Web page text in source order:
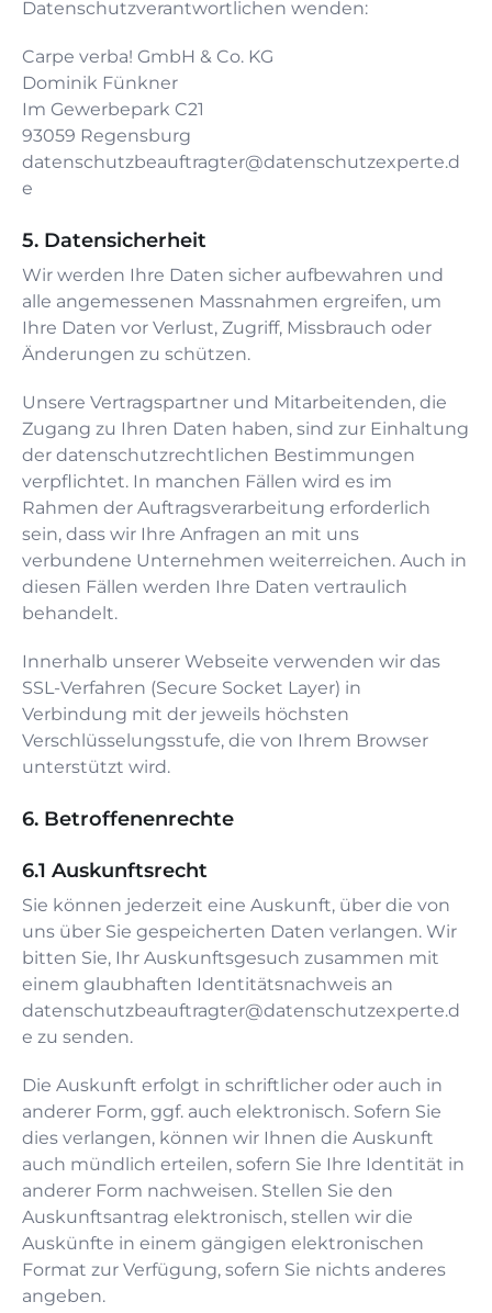
Datenschutzverantwortlichen wenden:
Carpe verba! GmbH & Co. KG
Dominik Fünkner
Im Gewerbepark C21
93059 Regensburg
datenschutzbeauftragter@datenschutzexperte.d
e
Datensicherheit
Wir werden Ihre Daten sicher aufbewahren und
alle angemessenen Massnahmen ergreifen, um
Ihre Daten vor Verlust, Zugriff, Missbrauch oder
Änderungen zu schützen.
Unsere Vertragspartner und Mitarbeitenden, die
Zugang zu Ihren Daten haben, sind zur Einhaltung
der datenschutzrechtlichen Bestimmungen
verpflichtet. In manchen Fällen wird es im
Rahmen der Auftragsverarbeitung erforderlich
sein, dass wir Ihre Anfragen an mit uns
verbundene Unternehmen weiterreichen. Auch in
diesen Fällen werden Ihre Daten vertraulich
behandelt.
Innerhalb unserer Webseite verwenden wir das
SSL-Verfahren (Secure Socket Layer) in
Verbindung mit der jeweils höchsten
Verschlüsselungsstufe, die von Ihrem Browser
unterstützt wird.
Betroffenenrechte
Auskunftsrecht
Sie können jederzeit eine Auskunft, über die von
uns über Sie gespeicherten Daten verlangen. Wir
bitten Sie, Ihr Auskunftsgesuch zusammen mit
einem glaubhaften Identitätsnachweis an
datenschutzbeauftragter@datenschutzexperte.d
e zu senden.
Die Auskunft erfolgt in schriftlicher oder auch in
anderer Form, ggf. auch elektronisch. Sofern Sie
dies verlangen, können wir Ihnen die Auskunft
auch mündlich erteilen, sofern Sie Ihre Identität in
anderer Form nachweisen. Stellen Sie den
Auskunftsantrag elektronisch, stellen wir die
Auskünfte in einem gängigen elektronischen
Format zur Verfügung, sofern Sie nichts anderes
angeben.